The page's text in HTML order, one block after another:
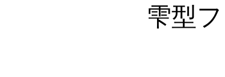
雫型